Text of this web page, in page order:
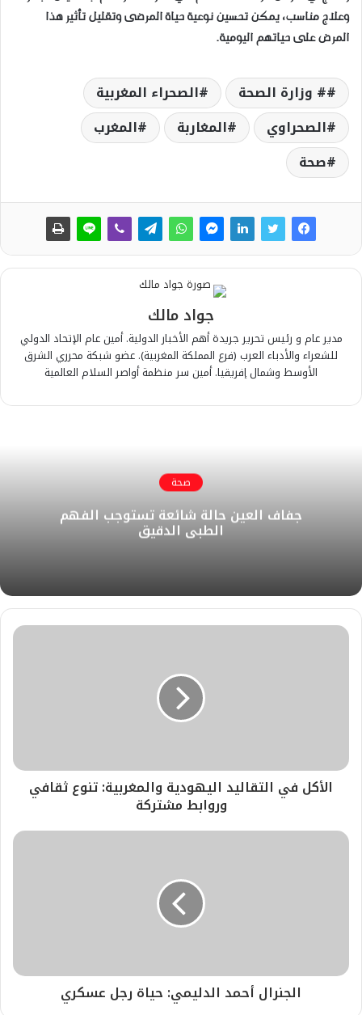
وعلاج مناسب، يمكن تحسين نوعية حياة المرضى وتقليل تأثير هذا
المرض على حياتهم اليومية.
# وزارة الصحة
الصحراء المغربية
الصحراوي
المغاربة
المغرب
صحة
جواد مالك
مدير عام و رئيس تحرير جريدة أهم الأخبار الدولية. أمين عام الإتحاد الدولي
للشعراء والأدباء العرب (فرع المملكة المغربية). عضو شبكة محرري الشرق
الأوسط وشمال إفريقيا. أمين سر منظمة أواصر السلام العالمية
صحة
جفاف العين حالة شائعة تستوجب الفهم
الطبي الدقيق
الأكل في التقاليد اليهودية والمغربية: تنوع ثقافي
وروابط مشتركة
الجنرال أحمد الدليمي: حياة رجل عسكري